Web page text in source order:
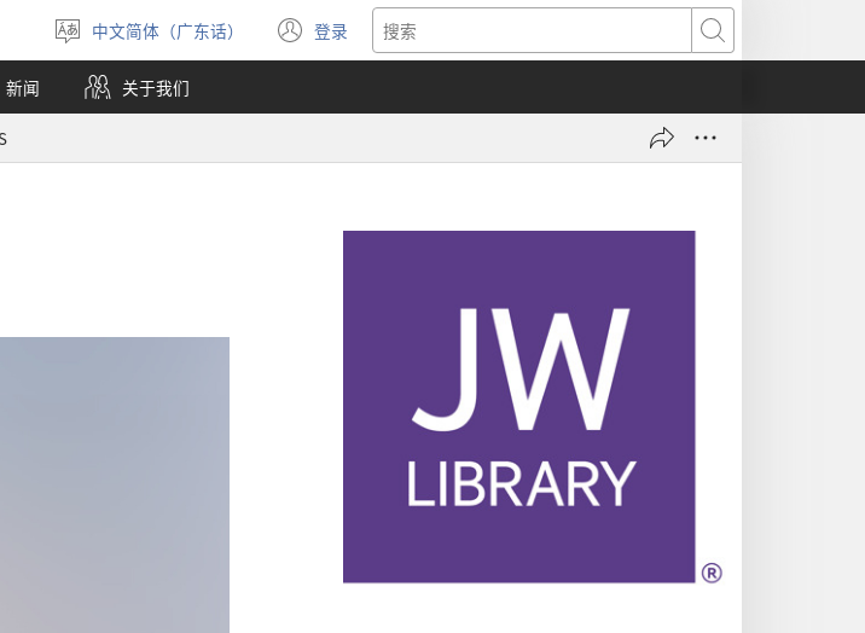
选
择
语
言
中文简体（广东话） 登录
（打
开
窗
搜
索
新闻 关于我们